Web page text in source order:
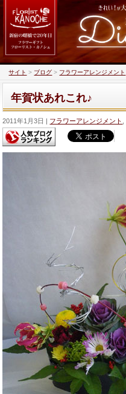
サイト > ブログ > フラワーアレンジメント
年賀状あれこれ♪
2011年1月3日 フラワーアレンジメント